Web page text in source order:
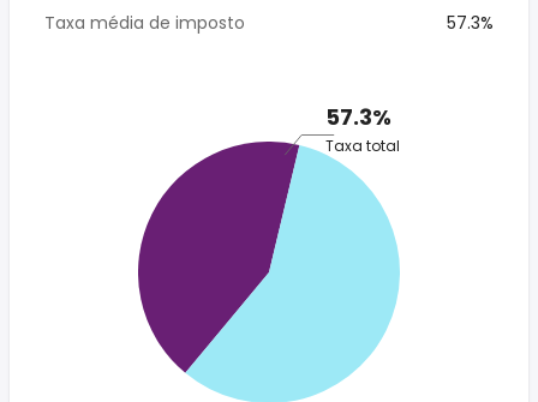
Taxa média de imposto
57.3%
57.3%
Taxa total